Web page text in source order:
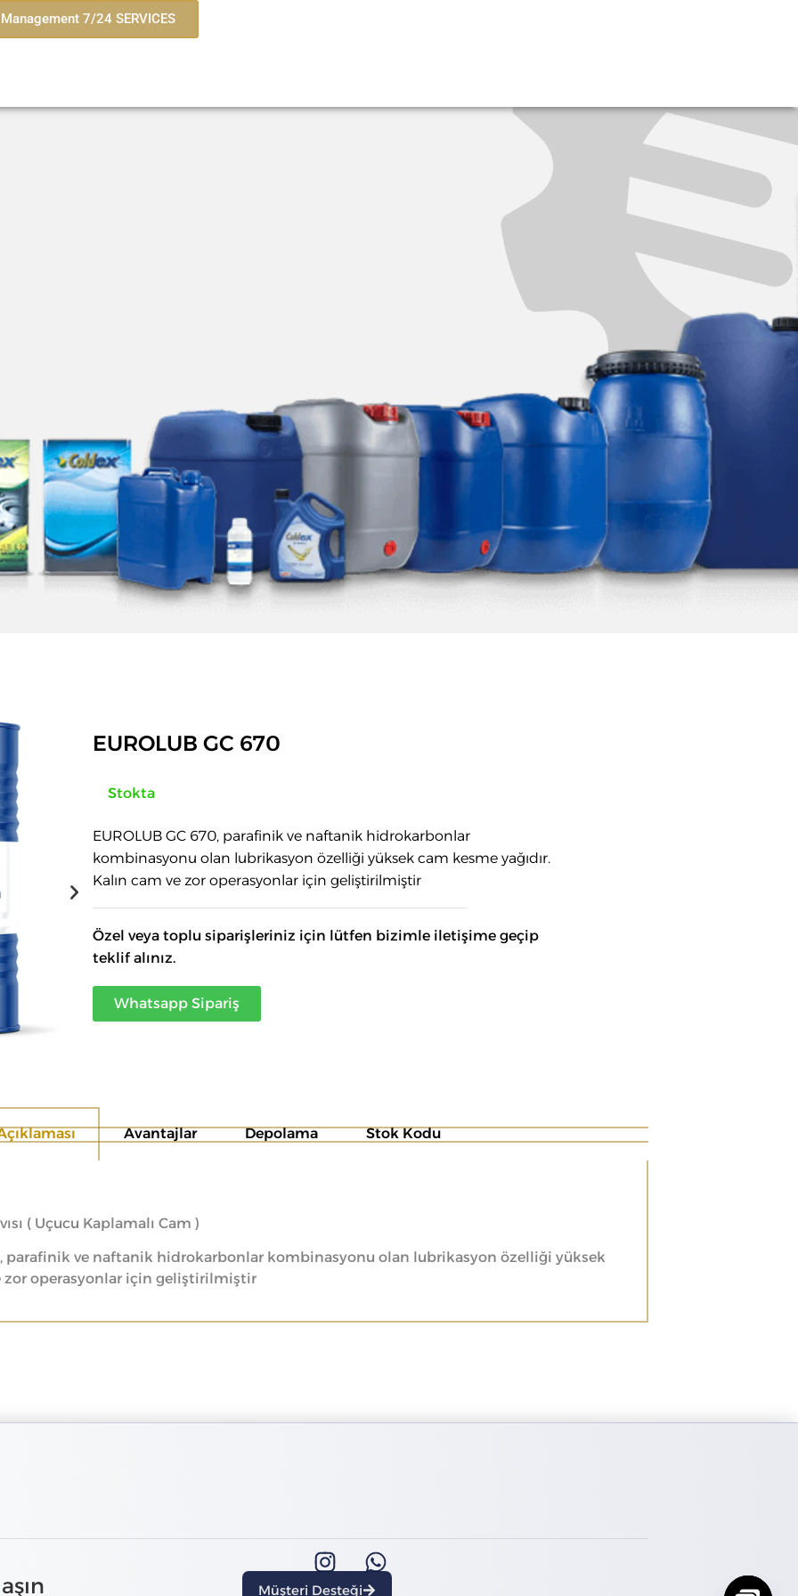
7/24 SERVICES
EUROLUB GC 670
Stokta
EUROLUB GC 670, parafinik ve naftanik hidrokarbonlar
kombinasyonu olan lubrikasyon özelliği yüksek cam kesme yağıdır.
Kalın cam ve zor operasyonlar için geliştirilmiştir
Özel veya toplu siparişleriniz için lütfen bizimle iletişime geçip
teklif alınız.
Whatsapp Sipariş
Avantajlar Depolama Stok Kodu
( Uçucu Kaplamalı Cam )
parafinik ve naftanik hidrokarbonlar kombinasyonu olan lubrikasyon özelliği yüksek
zor operasyonlar için geliştirilmiştir
Müşteri Desteği